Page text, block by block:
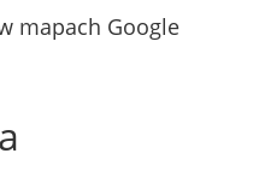
mapach Google